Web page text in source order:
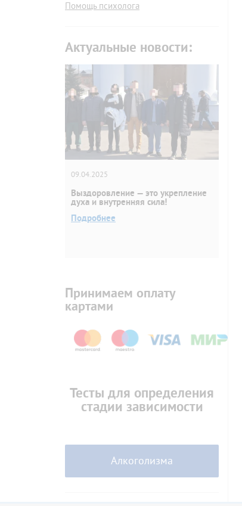
Помощь психолога
Актуальные новости:
09.04.2025
Выздоровление — это укрепление
духа и внутренняя сила!
Подробнее
Принимаем оплату
картами
Тесты для определения
стадии зависимости
Алкоголизма